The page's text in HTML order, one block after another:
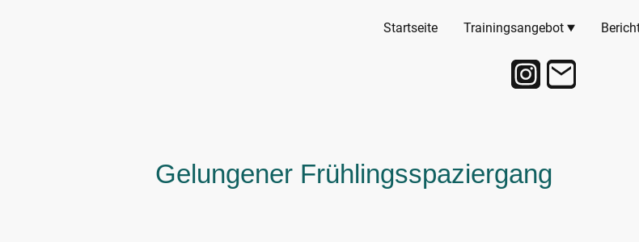
Startseite Trainingsangebot
Gelungener Frühlingsspaziergang